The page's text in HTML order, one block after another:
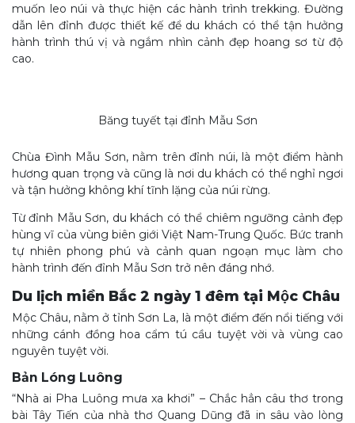
muốn leo núi và thực hiện các hành trình trekking. Đường
dẫn lên đỉnh được thiết kế để du khách có thể tận hưởng
hành trình thú vị và ngắm nhìn cảnh đẹp hoang sơ từ độ
cao.
Băng tuyết tại đỉnh Mẫu Sơn
Chùa Đình Mẫu Sơn, nằm trên đỉnh núi, là một điểm hành
hương quan trọng và cũng là nơi du khách có thể nghỉ ngơi
và tận hưởng không khí tĩnh lặng của núi rừng.
Từ đỉnh Mẫu Sơn, du khách có thể chiêm ngưỡng cảnh đẹp
hùng vĩ của vùng biên giới Việt Nam-Trung Quốc. Bức tranh
tự nhiên phong phú và cảnh quan ngoạn mục làm cho
hành trình đến đỉnh Mẫu Sơn trở nên đáng nhớ.
Du lịch miền Bắc 2 ngày 1 đêm tại Mộc Châu
Mộc Châu, nằm ở tỉnh Sơn La, là một điểm đến nổi tiếng với
những cánh đồng hoa cẩm tú cầu tuyệt vời và vùng cao
nguyên tuyệt vời.
Bản Lóng Luông
“Nhà ai Pha Luông mưa xa khơi” – Chắc hẳn câu thơ trong
bài Tây Tiến của nhà thơ Quang Dũng đã in sâu vào lòng